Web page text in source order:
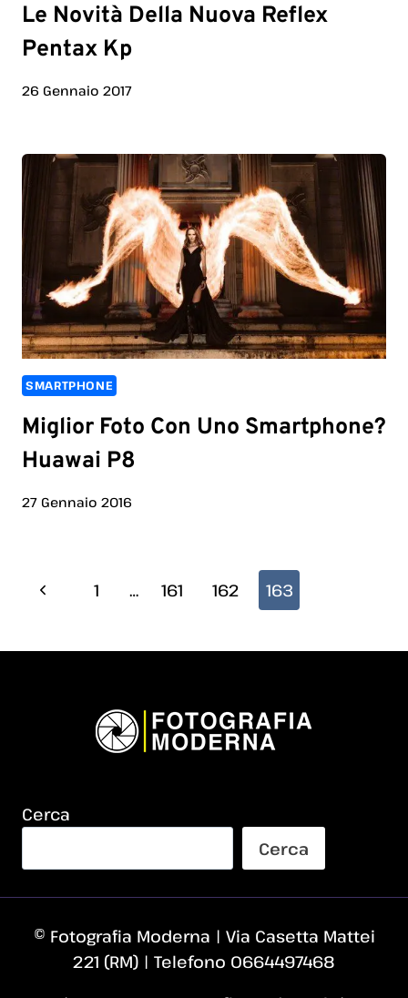
Le Novità Della Nuova Reflex
Pentax Kp
26 Gennaio 2017
SMARTPHONE
Miglior Foto Con Uno Smartphone?
Huawai P8
27 Gennaio 2016
Navigazione
Pagina
1 … 161 162 163
Cerca
Cerca
© Fotografia Moderna | Via Casetta Mattei
221 (RM) | Telefono 0664497468